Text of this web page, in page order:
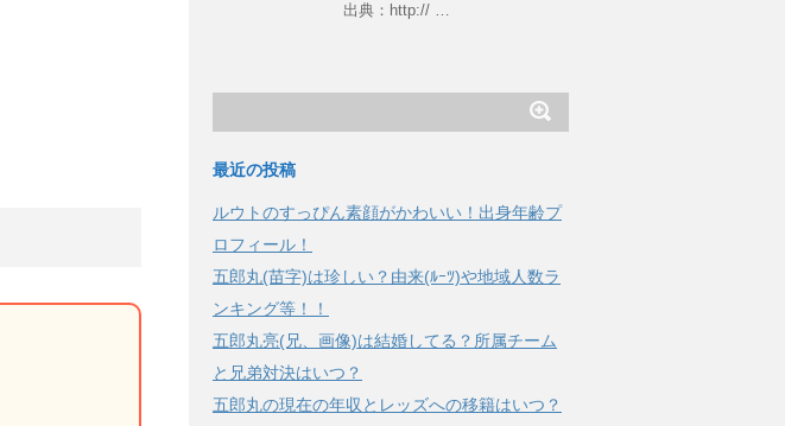
出典：http:// …
最近の投稿
ルウトのすっぴん素顔がかわいい！出身年齢プ
ロフィール！
五郎丸(苗字)は珍しい？由来(ﾙｰﾂ)や地域人数ラ
ンキング等！！
五郎丸亮(兄、画像)は結婚してる？所属チーム
と兄弟対決はいつ？
五郎丸の現在の年収とレッズへの移籍はいつ？